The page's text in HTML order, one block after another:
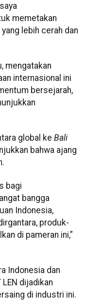
memetakan
lebih cerah dan
mengatakan
internasional ini
bersejarah,
global ke Bali
bahwa ajang
bagi
bangga
Indonesia,
produk-
di pameran ini,”
Indonesia dan
dijadikan
di industri ini.